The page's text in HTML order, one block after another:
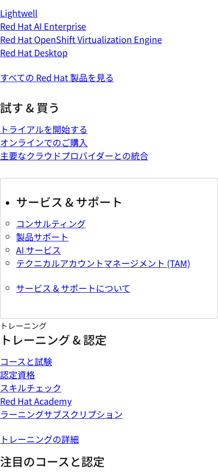
Lightwell
Red Hat AI Enterprise
Red Hat OpenShift Virtualization Engine
Red Hat Desktop
すべての Red Hat 製品を見る
試す & 買う
トライアルを開始する
オンラインでのご購入
主要なクラウドプロバイダーとの統合
サービス & サポート
コンサルティング
製品サポート
AI サービス
テクニカルアカウントマネージメント (TAM)
サービス & サポートについて
トレーニング
トレーニング & 認定
コースと試験
認定資格
スキルチェック
Red Hat Academy
ラーニングサブスクリプション
トレーニングの詳細
注目のコースと認定